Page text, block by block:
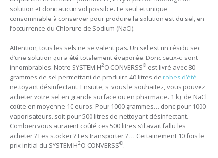
solution et donc aucun vol possible. Le seul et unique
consommable à conserver pour produire la solution est du sel, en
l’occurrence du Chlorure de Sodium (NaCl).
Attention, tous les sels ne se valent pas. Un sel est un résidu sec
d’une solution qui a été totalement évaporée. Donc ceux-ci sont
innombrables. Notre SYSTEM H2O CONVERSS©est livré avec 80
grammes de sel permettant de produire 40 litres de robes d’été
nettoyant désinfectant. Ensuite, si vous le souhaitez, vous pouvez
acheter votre sel en grande surface ou en pharmacie. 1 kg de NaCl
coûte en moyenne 10 euros. Pour 1000 grammes… donc pour 1000
vaporisateurs, soit pour 500 litres de nettoyant désinfectant.
Combien vous auraient coûté ces 500 litres s’il avait fallu les
acheter ? Les stocker ? Les transporter ? … Certainement 10 fois le
prix initial du SYSTEM H2O CONVERSS©.